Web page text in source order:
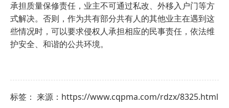
承担质量保修责任，业主不可通过私改、外移入户门等方
式解决。否则，作为共有部分共有人的其他业主在遇到这
些情况时，可以要求侵权人承担相应的民事责任，依法维
护安全、和谐的公共环境。
标签： 来源：https://www.cqpma.com/rdzx/8325.html